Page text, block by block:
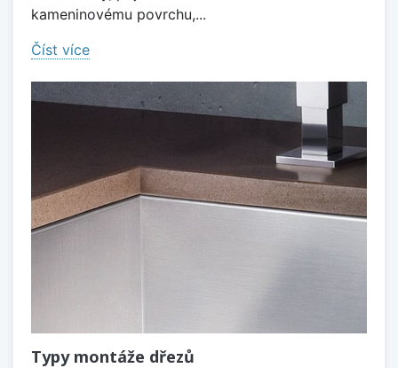
kameninovému povrchu,...
Číst více
Typy montáže dřezů